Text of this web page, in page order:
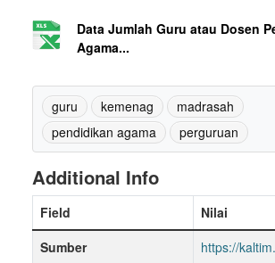
Data Jumlah Guru atau Dosen
Agama...
guru kemenag
madrasah
pendidikan agama
perguruan
Additional Info
Field
Nilai
Sumber
https://